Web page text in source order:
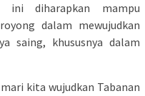
ini diharapkan mampu
dalam mewujudkan
saing, khususnya dalam
kita wujudkan Tabanan